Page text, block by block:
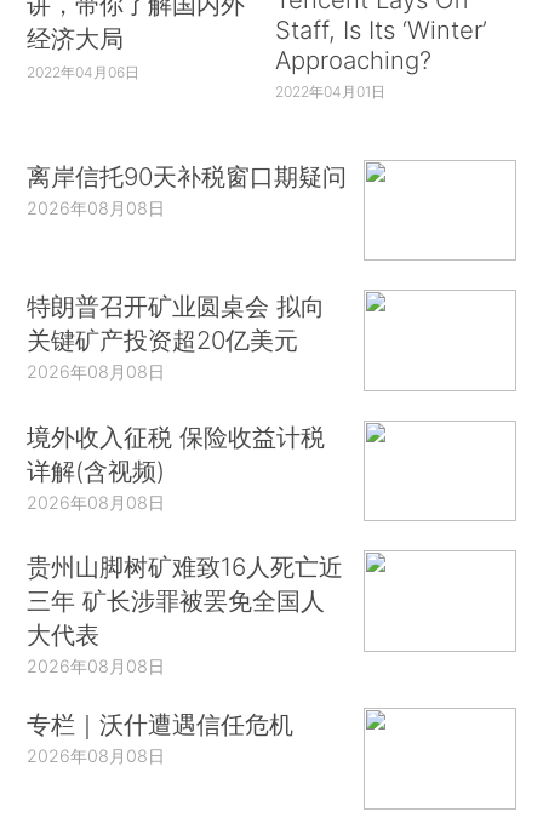
经济大局
2022年04月06日
Staff, Is Its ‘Winter’
Approaching?
2022年04月01日
离岸信托90天补税窗口期疑问
2026年08月08日
特朗普召开矿业圆桌会 拟向
关键矿产投资超20亿美元
2026年08月08日
境外收入征税 保险收益计税
详解(含视频)
2026年08月08日
贵州山脚树矿难致16人死亡近
三年 矿长涉罪被罢免全国人
大代表
2026年08月08日
专栏｜沃什遭遇信任危机
2026年08月08日